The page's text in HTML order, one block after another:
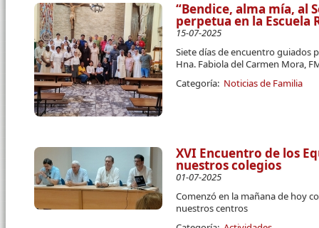
“Bendice, alma mía, al
perpetua en la Escuela
15-07-2025
Siete días de encuentro guiados
Hna. Fabiola del Carmen Mora,
Categoría: Noticias de Familia
XVI Encuentro de los
nuestros colegios
01-07-2025
Comenzó en la mañana de hoy
nuestros centros